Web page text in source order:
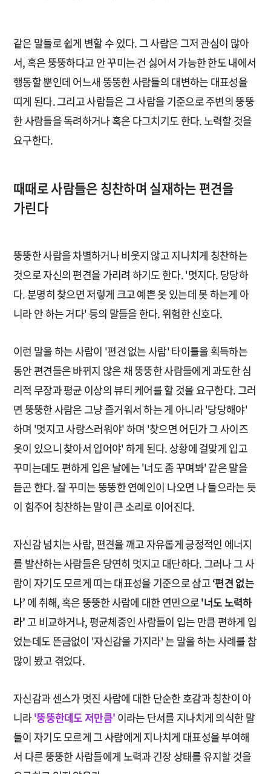
같은 말들로 쉽게 변할 수 있다. 그 사람은 그저 관심이 많아
서, 혹은 뚱뚱하다고 안 꾸미는 건 싫어서 가능한 한도 내에서
행동할 뿐인데 어느새 뚱뚱한 사람들의 대변하는 대표성을
띠게 된다. 그리고 사람들은 그 사람을 기준으로 주변의 뚱뚱
한 사람들을 독려하거나 혹은 다그치기도 한다. 노력할 것을
요구한다.
때때로 사람들은 칭찬하며 실재하는 편견을
가린다
뚱뚱한 사람을 차별하거나 비웃지 않고 지나치게 칭찬하는
것으로 자신의 편견을 가리려 하기도 한다. '멋지다. 당당하
다. 분명히 찾으면 저렇게 크고 예쁜 옷 있는데 못 하는게 아
니라 안 하는 거다' 등의 말들을 한다. 위험한 신호다.
이런 말을 하는 사람이 '편견 없는 사람' 타이틀을 획득하는
동안 편견들은 바뀌지 않은 채 뚱뚱한 사람들에게 과도한 심
리적 무장과 평균 이상의 뷰티 케어를 할 것을 요구한다. 그러
면 뚱뚱한 사람은 그냥 즐거워서 하는 게 아니라 '당당해야'
하며 '멋지고 사랑스러워야' 하며 '찾으면 어딘가 그 사이즈
옷이 있으니 찾아서 입어야' 하게 된다. 상황에 걸맞게 입고
꾸미는데도 편하게 입은 날에는 '너도 좀 꾸며봐' 같은 말을
듣곤 한다. 잘 꾸미는 뚱뚱한 연예인이 나오면 나 들으라는 듯
이 힘주어 칭찬하는 말이 큰 소리로 이어진다.
자신감 넘치는 사람, 편견을 깨고 자유롭게 긍정적인 에너지
를 발산하는 사람들은 당연히 멋지고 대단하다. 그러나 그 사
람이 자기도 모르게 띠는 대표성을 기준으로 삼고‘편견 없는
나’ 에 취해, 혹은 뚱뚱한 사람에 대한 연민으로'너도 노력하
라' 고 비교하거나, 평균체중인 사람들이 입는 만큼 편하게 입
었는데도 뜬금없이 '자신감을 가지라' 는 말을 하는 사례를 참
많이 봤고 겪었다.
자신감과 센스가 멋진 사람에 대한 단순한 호감과 칭찬이 아
니라'뚱뚱한데도 저만큼' 이라는 단서를 지나치게 의식한 말
들이 자기도 모르게 그 사람에게 지나치게 대표성을 부여해
서 다른 뚱뚱한 사람들에게 노력과 긴장 상태를 유지할 것을